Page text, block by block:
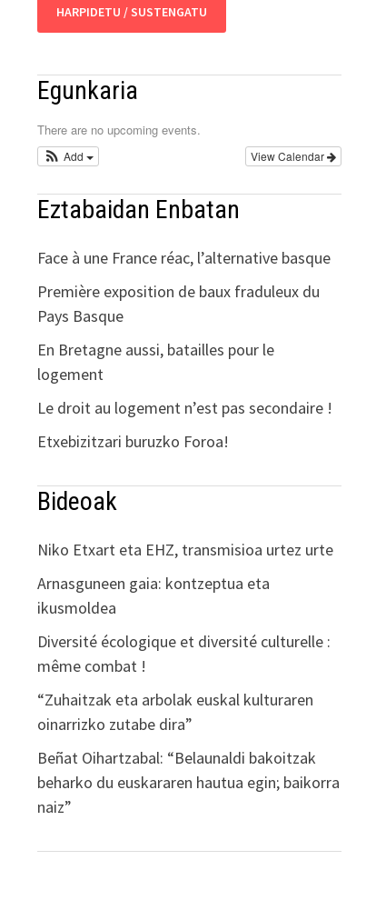
HARPIDETU / SUSTENGATU
Egunkaria
There are no upcoming events.
View Calendar
Add
Eztabaidan Enbatan
Face à une France réac, l’alternative basque
Première exposition de baux fraduleux du
Pays Basque
En Bretagne aussi, batailles pour le
logement
Le droit au logement n’est pas secondaire !
Etxebizitzari buruzko Foroa!
Bideoak
Niko Etxart eta EHZ, transmisioa urtez urte
Arnasguneen gaia: kontzeptua eta
ikusmoldea
Diversité écologique et diversité culturelle :
même combat !
“Zuhaitzak eta arbolak euskal kulturaren
oinarrizko zutabe dira”
Beñat Oihartzabal: “Belaunaldi bakoitzak
beharko du euskararen hautua egin; baikorra
naiz”